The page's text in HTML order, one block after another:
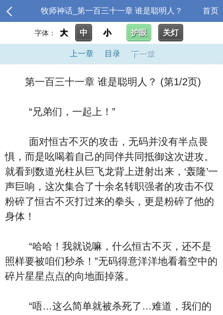
牧师神话_第一百三十一章 谁是聪明人？ 首页
字体： 大 中 小 护眼 关灯
上一章 目录 下一章
第一百三十一章 谁是聪明人？ (第1/2页)
“兄弟们，一起上！”
面对恒古不灭的攻击，无码并没有半点畏
惧，而是吆喝着自己的同伴共同抵御这次进攻。
就看到数道光柱从巨飞龙背上迸射出来，‘轰隆’一
声巨响，这次集合了十余名转职强者的攻击不仅
粉碎了恒古不灭打过来的拳头，更是粉碎了他的
身体！
“哈哈！我就说嘛，什么恒古不灭，还不是
照样要被咱们秒杀！”无码得意洋洋地看着空中的
碎片星星点点的向地面掉落。
“唔…这么简单就被杀死了…难道，我们的